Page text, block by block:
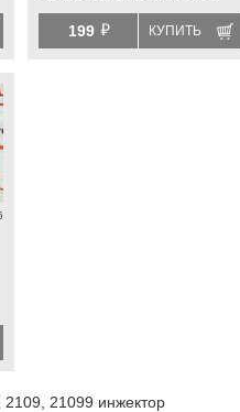
199 й КУПИТЬ
21099 инжектор